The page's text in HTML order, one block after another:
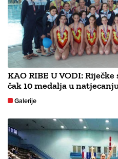
KAO RIBE U VODI:
čak 10 medalja u
Galerije